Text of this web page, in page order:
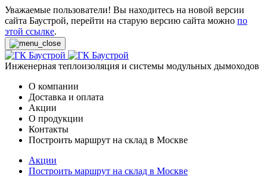
Уважаемые пользователи! Вы находитесь на новой версии
сайта Баустрой, перейти на старую версию сайта можно по
этой ссылке.
Инженерная теплоизоляция и системы модульных дымоходов
О компании
Доставка и оплата
Акции
О продукции
Контакты
Построить маршрут на склад в Москве
Акции
Построить маршрут на склад в Москве